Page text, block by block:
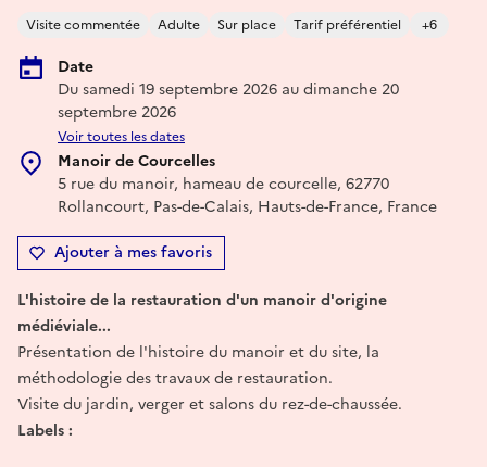
Visite commentée Adulte Sur place Tarif préférentiel +6
Date
Du samedi 19 septembre 2026 au dimanche 20
septembre 2026
Voir toutes les dates
Manoir de Courcelles
5 rue du manoir, hameau de courcelle, 62770
Rollancourt, Pas-de-Calais, Hauts-de-France, France
Ajouter à mes favoris
L'histoire de la restauration d'un manoir d'origine
médiéviale...
Présentation de l'histoire du manoir et du site, la
méthodologie des travaux de restauration.
Visite du jardin, verger et salons du rez-de-chaussée.
Labels :